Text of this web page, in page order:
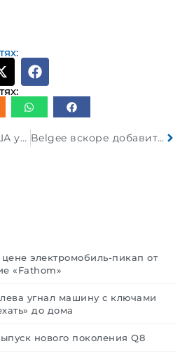
Южная Корея и США устанавливают автомобильные пошлины на уровне 15 процентов Belgee вскоре добавит в свою линейку еще один SUV
электромобиль-пикап от
«Fathom»
угнал машину с ключами
до дома
нового поколения Q8